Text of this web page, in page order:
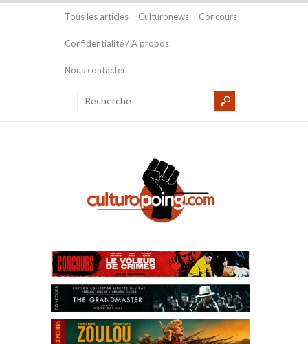
Tous les articles Culturonews Concours
Confidentialité / A propos
Nous contacter